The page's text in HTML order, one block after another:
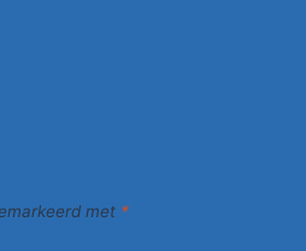
met *